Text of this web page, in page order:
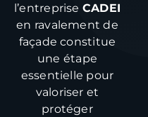
l’entreprise CADEI
en ravalement de
façade constitue
une étape
essentielle pour
valoriser et
protéger